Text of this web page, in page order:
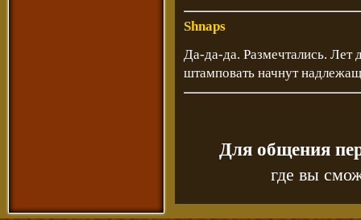
Shnaps
Да-да-да. Размечтались. Лет
штамповать начнут
Для общения
где вы